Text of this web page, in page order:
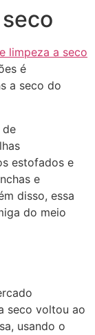
limpeza a seco
é
a seco do
de
estofados e
e
disso, essa
do meio
seco voltou ao
usando o